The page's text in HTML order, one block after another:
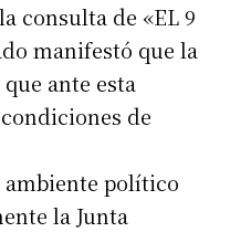
consulta de «EL 9
manifestó que la
ante esta
de
político
la Junta